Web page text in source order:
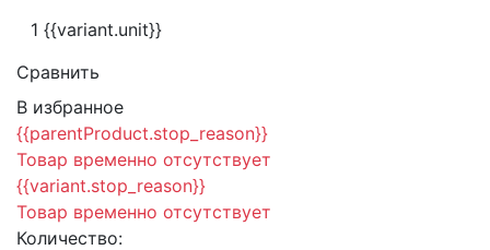
1 {{variant.unit}}
Сравнить
В избранное
{{parentProduct.stop_reason}}
Товар временно отсутствует
{{variant.stop_reason}}
Товар временно отсутствует
Количество: